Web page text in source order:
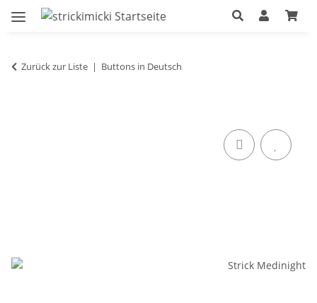
Zurück zur Liste Buttons in Deutsch